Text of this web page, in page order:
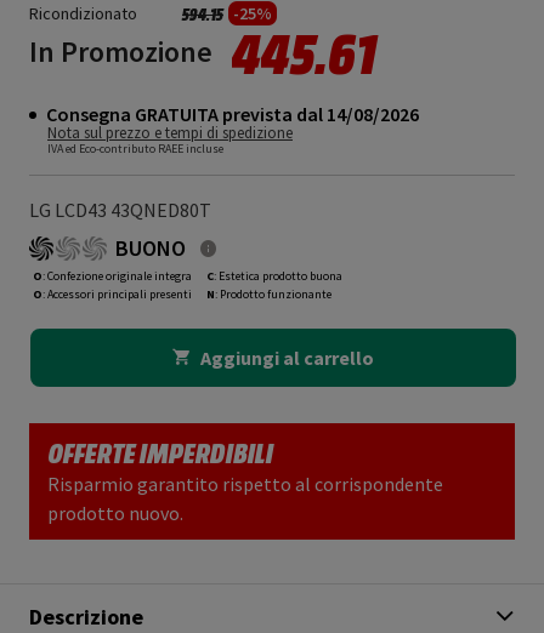
Ricondizionato
Prezzo ridotto da
594.15a -25%
In Promozione 445.61
Consegna GRATUITA prevista dal 14/08/2026
Nota sul prezzo e tempi di spedizione
IVA ed Eco-contributo RAEE incluse
LG LCD43 43QNED80T
BUONO
O: Confezione originale integra
O: Accessori principali presenti
C: Estetica prodotto buona
N: Prodotto funzionante
Aggiungi al carrello
OFFERTE IMPERDIBILI
Risparmio garantito rispetto al corrispondente
prodotto nuovo.
Descrizione